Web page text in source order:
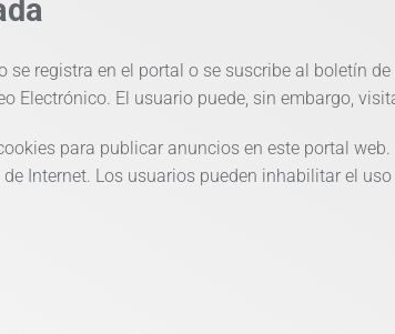
registra en el portal o se suscribe al boletín
Electrónico. El usuario puede, sin embargo,
para publicar anuncios en este portal
Internet. Los usuarios pueden inhabilitar el